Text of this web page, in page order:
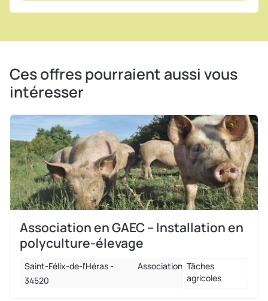
Ces offres pourraient aussi vous
intéresser
Association en GAEC – Installation en
polyculture-élevage
Saint-Félix-de-l'Héras -
34520
Association Tâches
agricoles